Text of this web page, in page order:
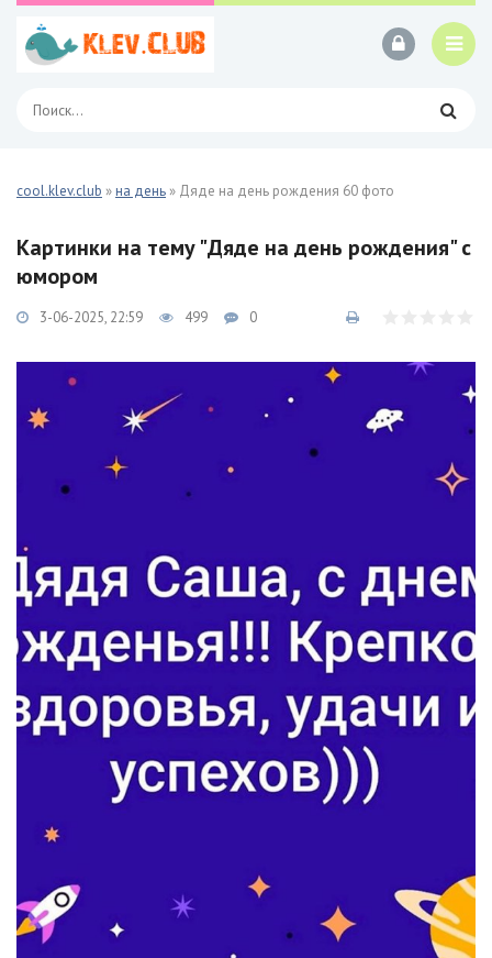
cool.klev.club »на день » Дяде на день рождения 60 фото
Картинки на тему "Дяде на день рождения" с
юмором
3-06-2025, 22:59 499 0